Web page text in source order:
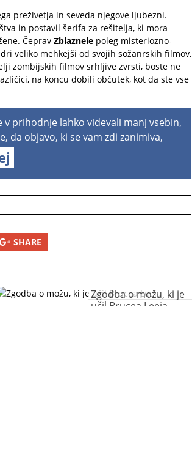
preživetja in seveda njegove ljubezni.
in postavil šerifa za rešitelja, ki mora
Čeprav Zblaznele poleg misteriozno-
veliko mehkejši od svojih sožanrskih filmov,
zombijskih filmov srhljive zvrsti, boste ne
na koncu dobili občutek, kot da ste vse
v prihodnje lahko videvali manj vsebin,
da objavo, ki se vam zdi zanimiva,
SHARE
Zgodba o možu, ki je
učil Brucea Leeja